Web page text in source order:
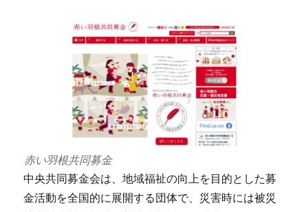
赤い羽根共同募金
中央共同募金会は、地域福祉の向上を目的とした募
金活動を全国的に展開する団体で、災害時には被災